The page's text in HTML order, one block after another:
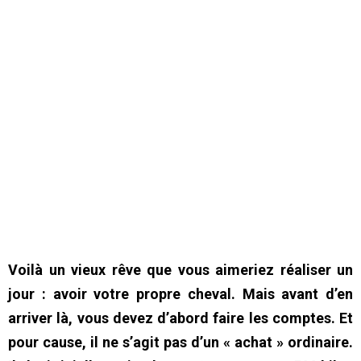
Voilà un vieux rêve que vous aimeriez réaliser un
jour : avoir votre propre cheval. Mais avant d’en
arriver là, vous devez d’abord faire les comptes. Et
pour cause, il ne s’agit pas d’un « achat » ordinaire.